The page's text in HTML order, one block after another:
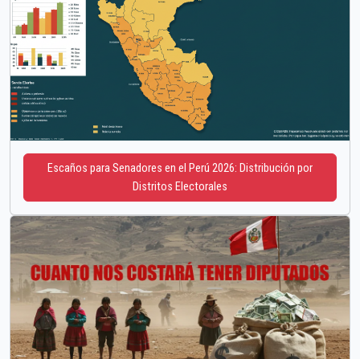
Escaños para Senadores en el Perú 2026: Distribución por
Distritos Electorales